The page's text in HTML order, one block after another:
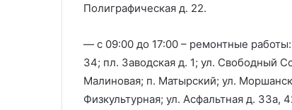
Полиграфическая д. 22.
— с 09:00 до 17:00 – ремонтные работы:
34; пл. Заводская д. 1; ул. Свободный
Малиновая; п. Матырский; ул.
Физкультурная; ул. Асфальтная д. 33а,